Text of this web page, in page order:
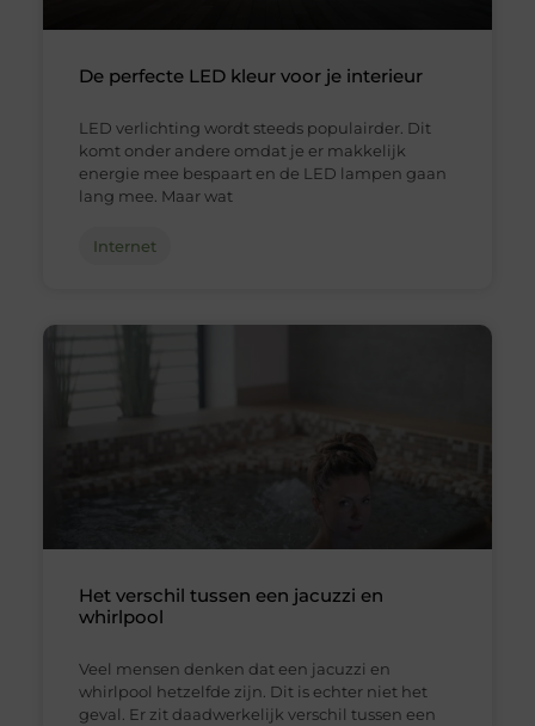
De perfecte LED kleur voor je interieur
LED verlichting wordt steeds populairder. Dit
komt onder andere omdat je er makkelijk
energie mee bespaart en de LED lampen gaan
lang mee. Maar wat
Internet
Het verschil tussen een jacuzzi en
whirlpool
Veel mensen denken dat een jacuzzi en
whirlpool hetzelfde zijn. Dit is echter niet het
geval. Er zit daadwerkelijk verschil tussen een